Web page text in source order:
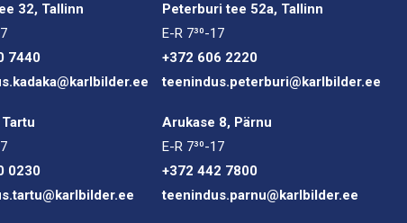
32, Tallinn
7440
Peterburi tee 52a, Tallinn
E-R 7³⁰-17
+372 606 2220
teenindus.peterburi@karlbilder.ee
0230
Arukase 8, Pärnu
E-R 7³⁰-17
+372 442 7800
teenindus.parnu@karlbilder.ee